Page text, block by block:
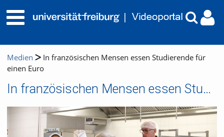
Medien
In französischen Mensen essen Studierende für
einen Euro
In französischen Mensen essen Studierende für einen Euro